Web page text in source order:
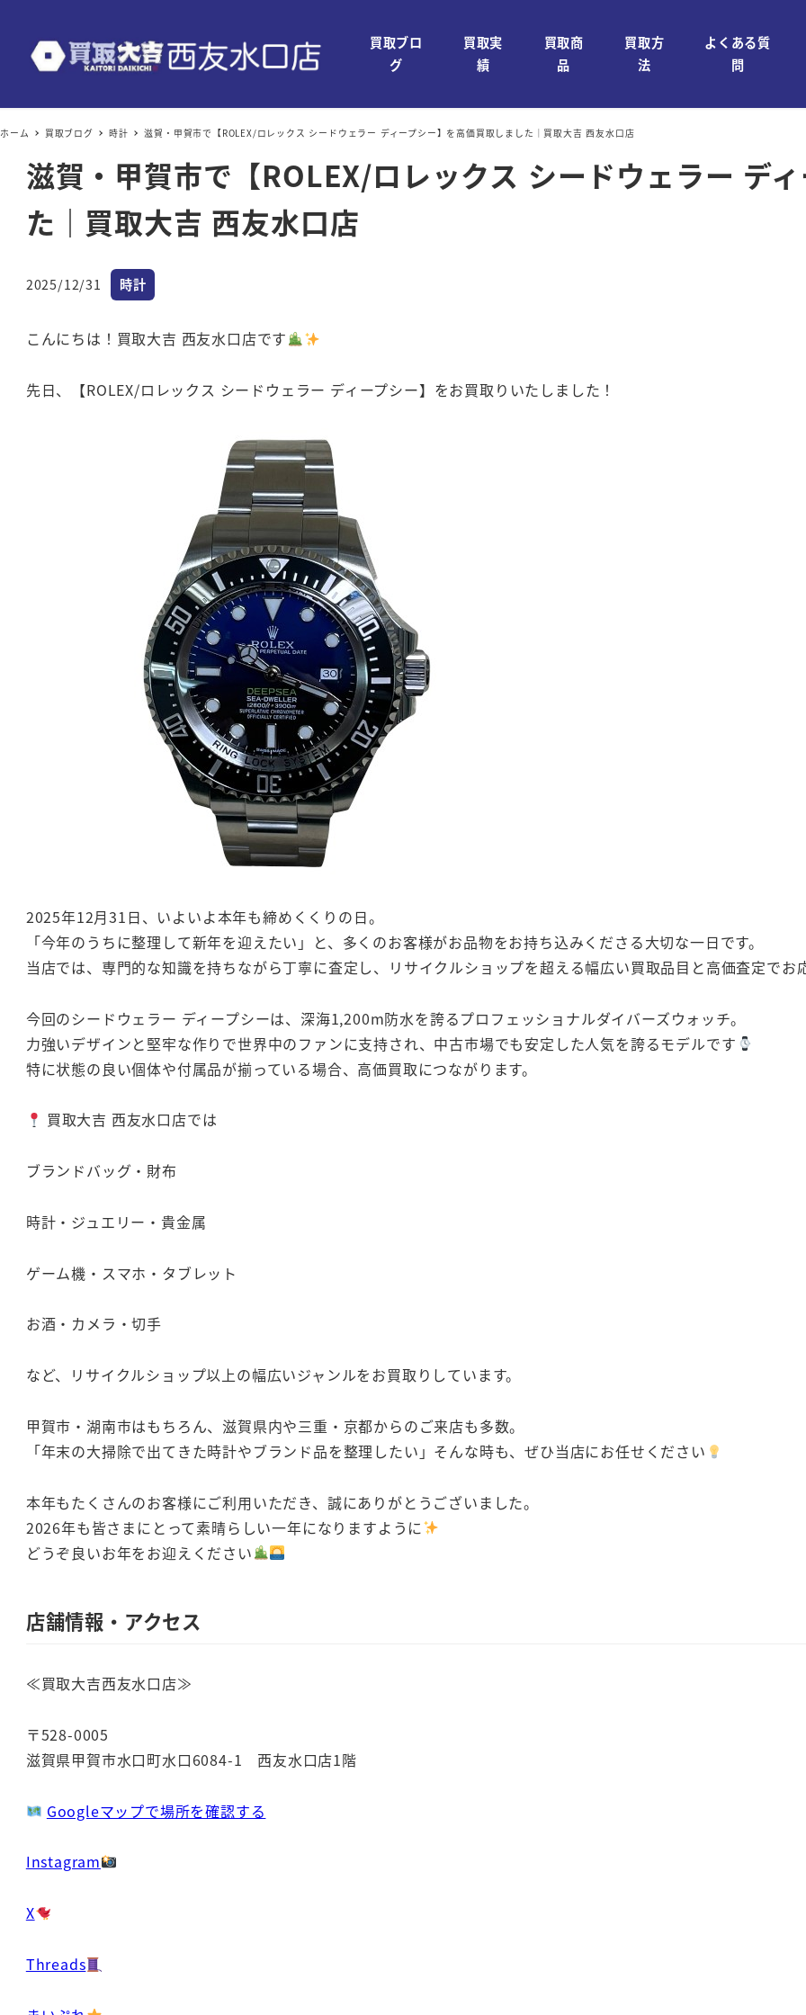
買取ブロ
グ
買取実
績
買取商
品
買取方
法
よくある質
問
ホーム 買取ブログ 時計 滋賀・甲賀市で【ROLEX/ロレックス シードウェラー ディープシー】を高価買取しました｜買取大吉 西友水口店
滋賀・甲賀市で【ROLEX/ロレックス シードウェラー デ
た｜買取大吉 西友水口店
投稿日
2025/12/31 カテゴリー
時計
こんにちは！買取大吉 西友水口店です
先日、【ROLEX/ロレックス シードウェラー ディープシー】をお買取りいたしました！
2025年12月31日、いよいよ本年も締めくくりの日。
「今年のうちに整理して新年を迎えたい」と、多くのお客様がお品物をお持ち込みくださる大切な一日です。
当店では、専門的な知識を持ちながら丁寧に査定し、リサイクルショップを超える幅広い買取品目と高価査定でお
今回のシードウェラー ディープシーは、深海1,200m防水を誇るプロフェッショナルダイバーズウォッチ。
力強いデザインと堅牢な作りで世界中のファンに支持され、中古市場でも安定した人気を誇るモデルです
特に状態の良い個体や付属品が揃っている場合、高価買取につながります。
買取大吉 西友水口店では
ブランドバッグ・財布
時計・ジュエリー・貴金属
ゲーム機・スマホ・タブレット
お酒・カメラ・切手
など、リサイクルショップ以上の幅広いジャンルをお買取りしています。
甲賀市・湖南市はもちろん、滋賀県内や三重・京都からのご来店も多数。
「年末の大掃除で出てきた時計やブランド品を整理したい」そんな時も、ぜひ当店にお任せください
本年もたくさんのお客様にご利用いただき、誠にありがとうございました。
2026年も皆さまにとって素晴らしい一年になりますように
どうぞ良いお年をお迎えください
店舗情報・アクセス
≪買取大吉西友水口店≫
〒528-0005
滋賀県甲賀市水口町水口6084-1 西友水口店1階
Googleマップで場所を確認する
Instagram
X
Threads